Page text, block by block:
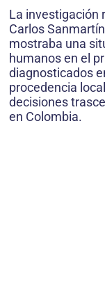
La investigación
Carlos
mostraba una
humanos en el
diagnosticados
procedencia
decisiones
en Colombia.